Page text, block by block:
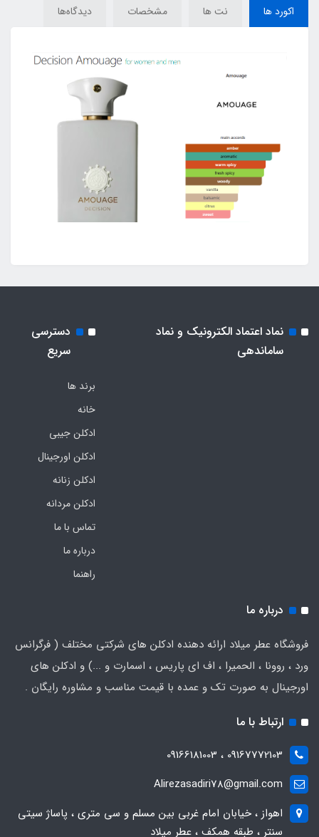
اکورد ها نت ها مشخصات دیدگاه‌ها
نماد اعتماد الکترونیک و نماد
ساماندهی
دسترسی
سریع
برند ها
خانه
ادکلن جیبی
ادکلن اورجینال
ادکلن زنانه
ادکلن مردانه
تماس با ما
درباره ما
راهنما
درباره ما
فروشگاه عطر میلاد ارائه دهنده ادکلن های شرکتی مختلف ( فرگرانس
ورد ، روونا ، الحمیرا ، اف ای پاریس ، اسمارت و ...) و ادکلن های
اورجینال به صورت تک و عمده با قیمت مناسب و مشاوره رایگان .
ارتباط با ما
09167772103 ، 09166181003
Alirezasadiri78@gmail.com
اهواز ، خیابان امام غربی بین مسلم و سی متری ، پاساژ سیتی
سنتر ، طبقه همکف ، عطر میلاد